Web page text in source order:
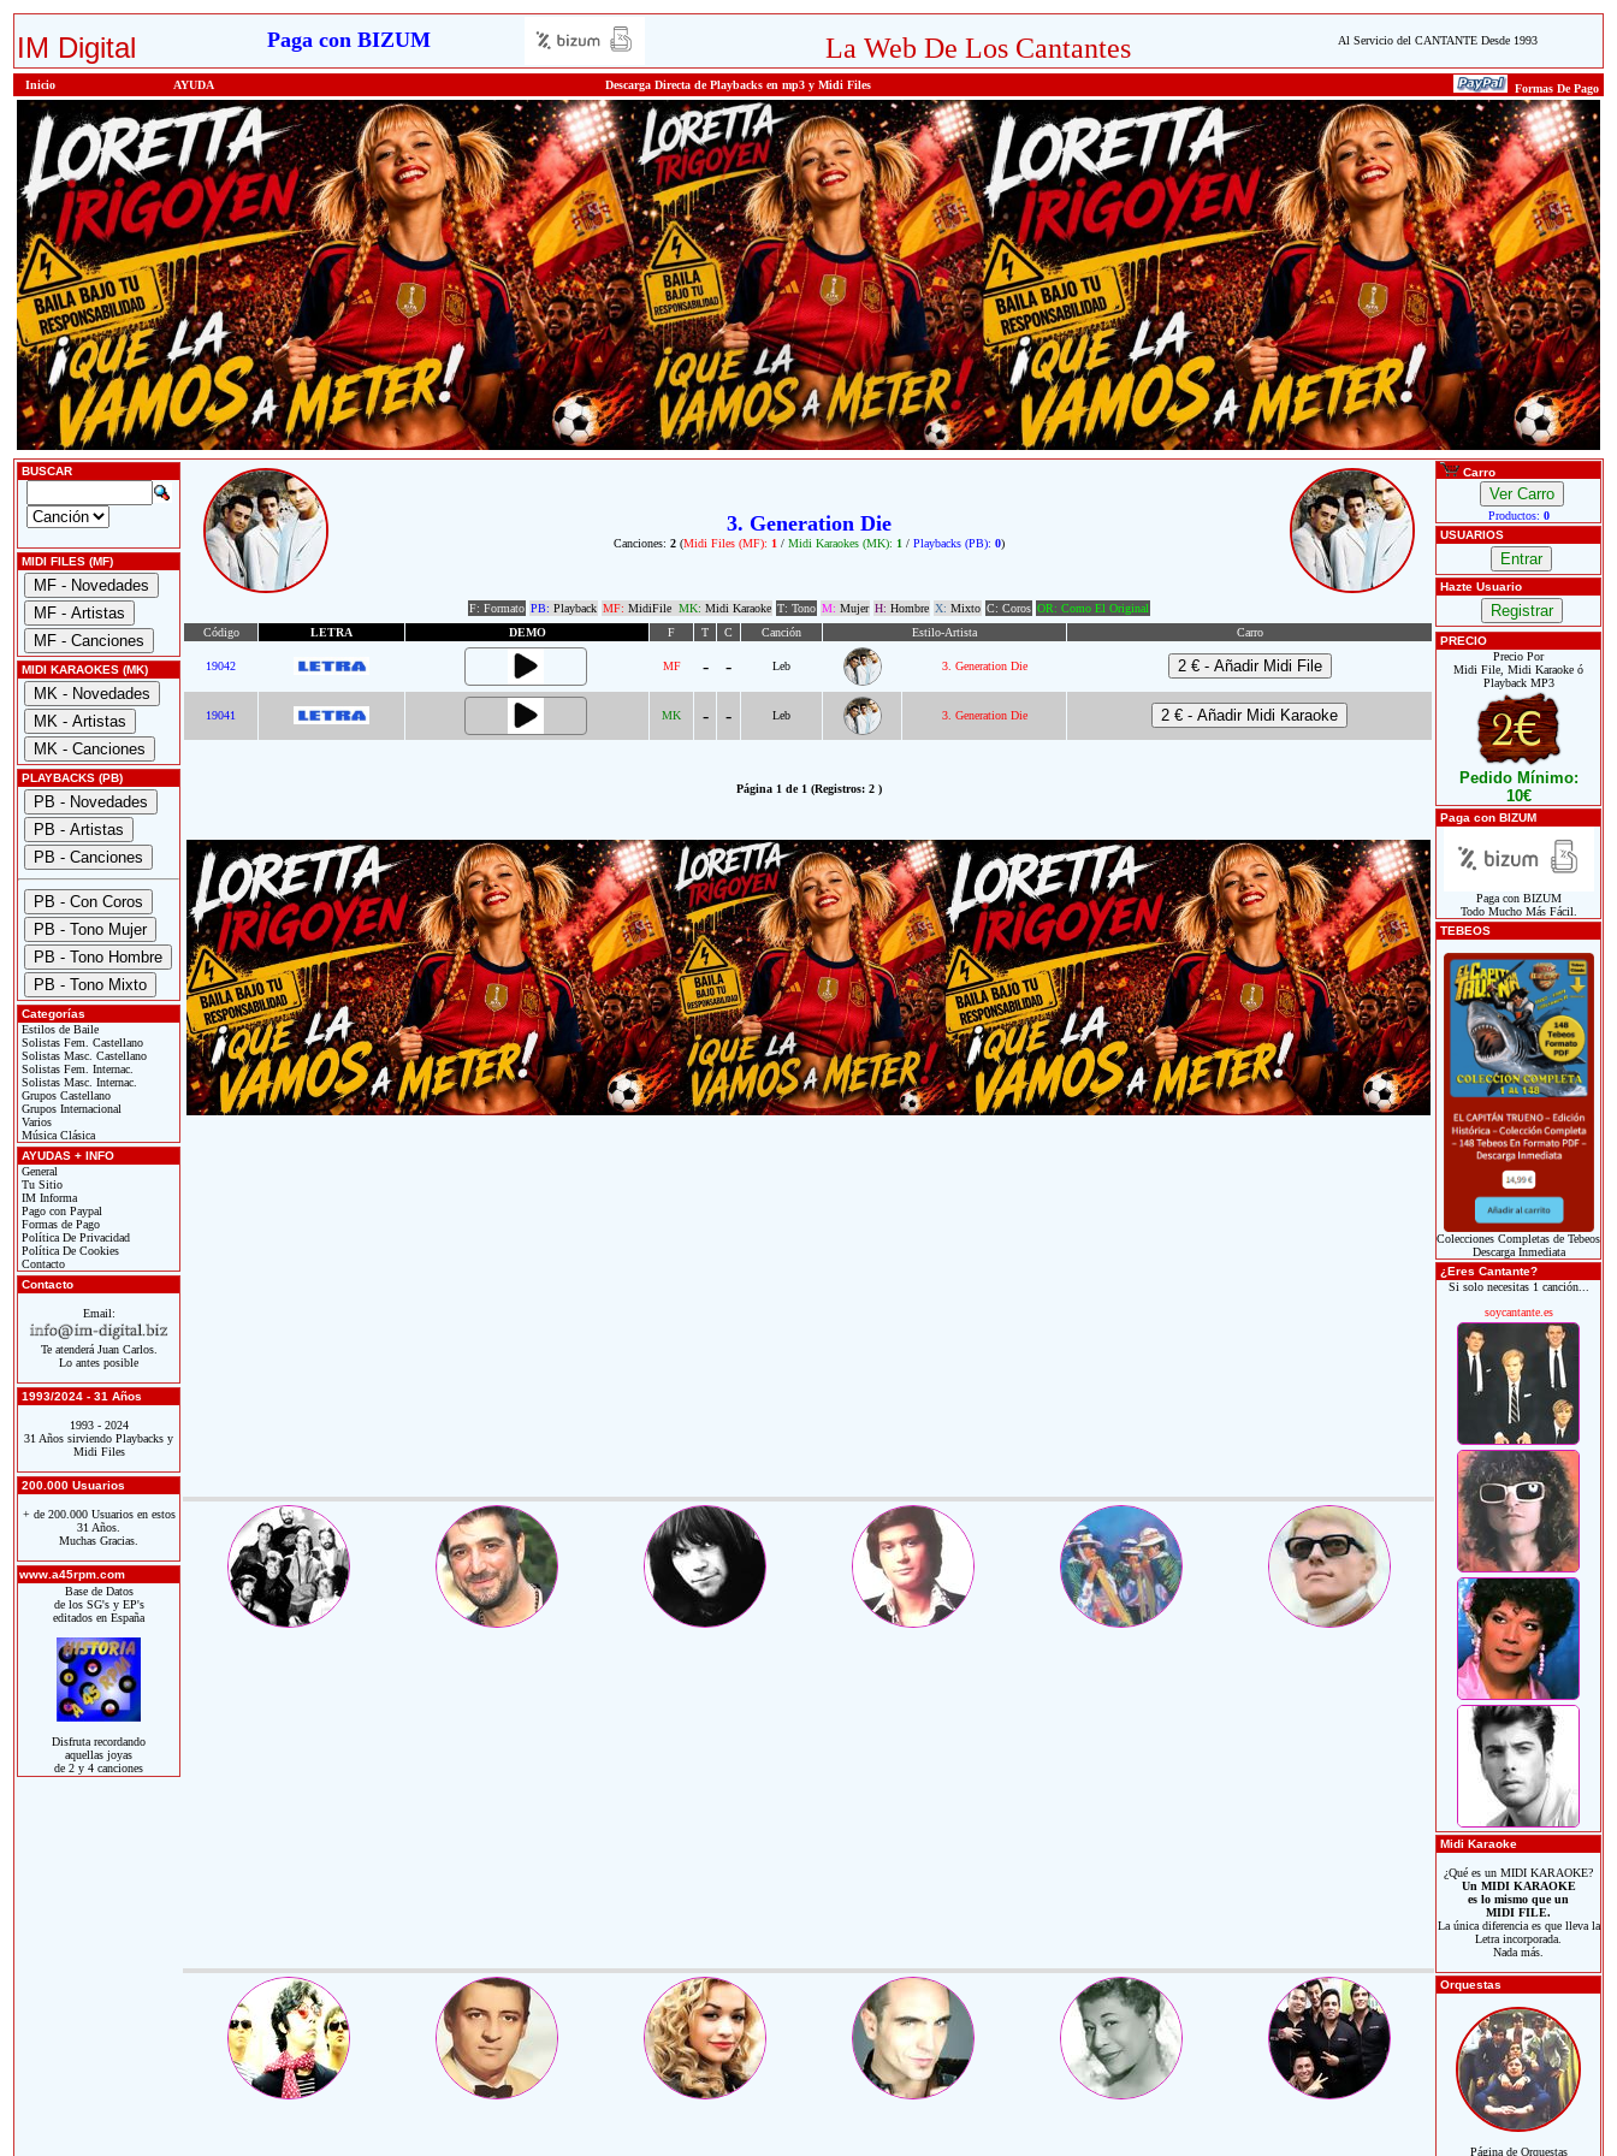
IM Digital Paga con BIZUM La Web De Los Cantantes Al Servicio del CANTANTE Desde 1993
Inicio AYUDA Descarga Directa de Playbacks en mp3 y Midi Files Formas De Pago
BUSCAR
MIDI FILES (MF)
MIDI KARAOKES (MK)
PLAYBACKS (PB)
Categorías
Estilos de Baile
Solistas Fem. Castellano
Solistas Masc. Castellano
Solistas Fem. Internac.
Solistas Masc. Internac.
Grupos Castellano
Grupos Internacional
Varios
Música Clásica
AYUDAS + INFO
General
Tu Sitio
IM Informa
Pago con Paypal
Formas de Pago
Política De Privacidad
Política De Cookies
Contacto
Contacto
Email:
Te atenderá Juan Carlos.
Lo antes posible
1993/2024 - 31 Años
1993 - 2024
31 Años sirviendo Playbacks y
Midi Files
200.000 Usuarios
+ de 200.000 Usuarios en estos
31 Años.
Muchas Gracias.
www.a45rpm.com
Base de Datos
de los SG's y EP's
editados en España
Disfruta recordando
aquellas joyas
de 2 y 4 canciones
3. Generation Die
Canciones: 2(Midi Files (MF): 1 /Midi Karaokes (MK): 1 / Playbacks (PB): 0)
F: Formato PB: Playback MF: MidiFile MK: Midi Karaoke T: Tono M: Mujer H: Hombre X: Mixto C: Coros OR: Como El Original
Código
LETRA DEMO F T C Canción Estilo-Artista Carro
19042 MF - - Leb 3. Generation Die
19041 MK - - Leb 3. Generation Die
Página 1 de 1 (Registros: 2 )
Carro
Productos: 0
USUARIOS
Hazte Usuario
PRECIO
Precio Por
Midi File, Midi Karaoke ó
Playback MP3
Pedido Mínimo:
10€
Paga con BIZUM
Paga con BIZUM
Todo Mucho Más Fácil.
TEBEOS
Colecciones Completas de Tebeos
Descarga Inmediata
¿Eres Cantante?
Si solo necesitas 1 canción...
soycantante.es
Midi Karaoke
¿Qué es un MIDI KARAOKE?
Un MIDI KARAOKE
es lo mismo que un
MIDI FILE.
La única diferencia es que lleva la
Letra incorporada.
Nada más.
Orquestas
Página de Orquestas